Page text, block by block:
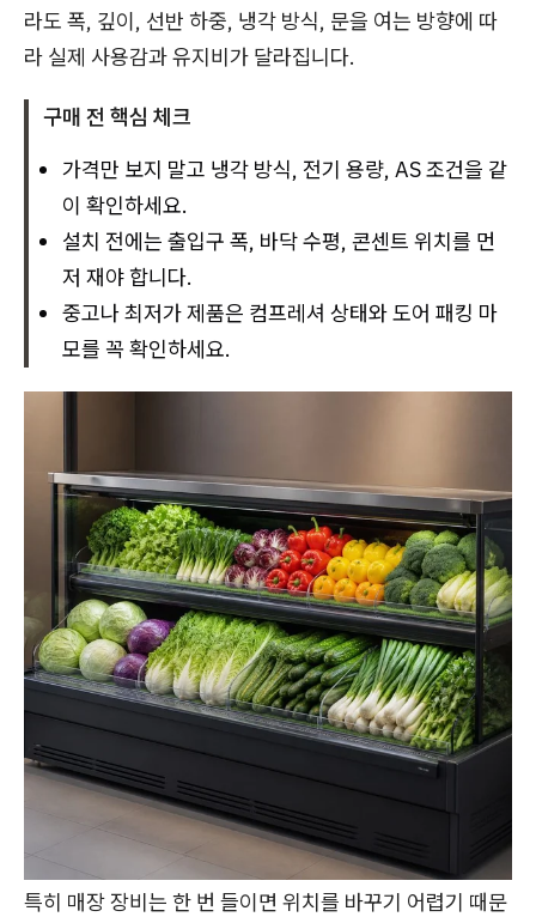
라도 폭, 깊이, 선반 하중, 냉각 방식, 문을 여는 방향에 따
라 실제 사용감과 유지비가 달라집니다.
구매 전 핵심 체크
가격만 보지 말고 냉각 방식, 전기 용량, AS 조건을 같
이 확인하세요.
설치 전에는 출입구 폭, 바닥 수평, 콘센트 위치를 먼
저 재야 합니다.
중고나 최저가 제품은 컴프레셔 상태와 도어 패킹 마
모를 꼭 확인하세요.
특히 매장 장비는 한 번 들이면 위치를 바꾸기 어렵기 때문